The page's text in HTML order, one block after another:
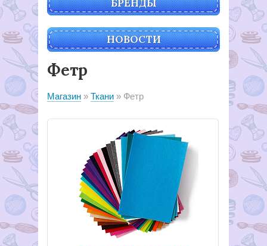
БРЕНДЫ
НОВОСТИ
Фетр
Магазин Ткани Фетр